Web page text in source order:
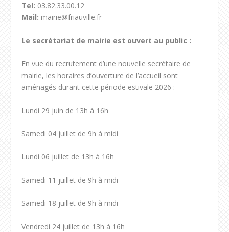
Tel: 03.82.33.00.12
Mail: mairie@friauville.fr
Le secrétariat de mairie est ouvert au public :
En vue du recrutement d’une nouvelle secrétaire de
mairie, les horaires d’ouverture de l’accueil sont
aménagés durant cette période estivale 2026 :
Lundi 29 juin de 13h à 16h
Samedi 04 juillet de 9h à midi
Lundi 06 juillet de 13h à 16h
Samedi 11 juillet de 9h à midi
Samedi 18 juillet de 9h à midi
Vendredi 24 juillet de 13h à 16h